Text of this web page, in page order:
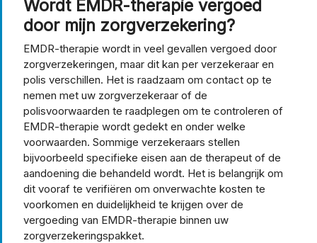
Wordt EMDR-therapie vergoed
door mijn zorgverzekering?
EMDR-therapie wordt in veel gevallen vergoed door
zorgverzekeringen, maar dit kan per verzekeraar en
polis verschillen. Het is raadzaam om contact op te
nemen met uw zorgverzekeraar of de
polisvoorwaarden te raadplegen om te controleren of
EMDR-therapie wordt gedekt en onder welke
voorwaarden. Sommige verzekeraars stellen
bijvoorbeeld specifieke eisen aan de therapeut of de
aandoening die behandeld wordt. Het is belangrijk om
dit vooraf te verifiëren om onverwachte kosten te
voorkomen en duidelijkheid te krijgen over de
vergoeding van EMDR-therapie binnen uw
zorgverzekeringspakket.